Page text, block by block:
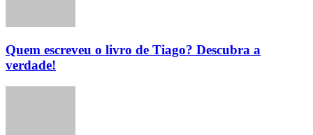
Quem escreveu o livro de Tiago? Descubra a
verdade!